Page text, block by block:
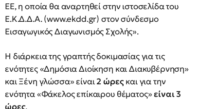
ΕΕ, η οποία θα αναρτηθεί στην ιστοσελίδα του
Ε.Κ.Δ.Δ.Α. (www.ekdd.gr) στον σύνδεσμο
Εισαγωγικός Διαγωνισμός Σχολής».
Η διάρκεια της γραπτής δοκιμασίας για τις
ενότητες «Δημόσια Διοίκηση και Διακυβέρνηση»
και Ξένη γλώσσα» είναι2 ώρεςκαι για την
ενότητα «Φάκελος επίκαιρου θέματος»είναι 3
ώρες.